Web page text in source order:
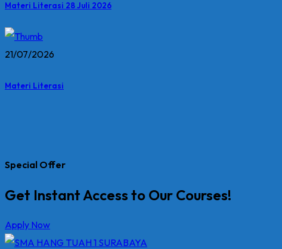
Materi Literasi 28 Juli 2026
21/07/2026
Materi Literasi
Special Offer
Get Instant Access to Our Courses!
Apply Now